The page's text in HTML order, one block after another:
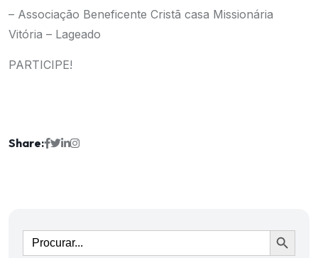
– Associação Beneficente Cristã casa Missionária
Vitória – Lageado
PARTICIPE!
Share:
Ir